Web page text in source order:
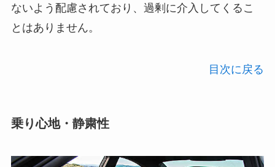
ないよう配慮されており、過剰に介入してくるこ
とはありません。
目次に戻る
乗り心地・静粛性